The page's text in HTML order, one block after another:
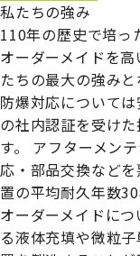
私たちの強み
110年の歴史で培っ
オーダーメイドを
たちの最大の強みと
防爆対応について
の社内認証を受け
す。
アフターメン
応・部品交換など
置の平均耐久年数30
オーダーメイドに
る液体充填や微粒